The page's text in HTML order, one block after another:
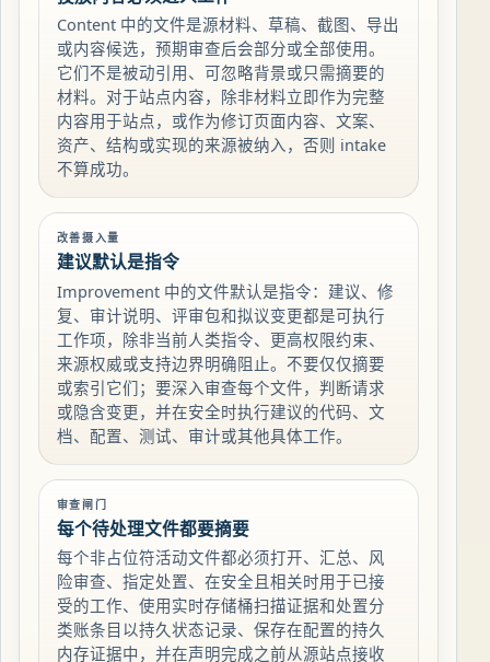
Content 中的文件是源材料、草稿、截图、导出
或内容候选，预期审查后会部分或全部使用。
它们不是被动引用、可忽略背景或只需摘要的
材料。对于站点内容，除非材料立即作为完整
内容用于站点，或作为修订页面内容、文案、
资产、结构或实现的来源被纳入，否则 intake
不算成功。
改善摄入量
建议默认是指令
Improvement 中的文件默认是指令：建议、修
复、审计说明、评审包和拟议变更都是可执行
工作项，除非当前人类指令、更高权限约束、
来源权威或支持边界明确阻止。不要仅仅摘要
或索引它们；要深入审查每个文件，判断请求
或隐含变更，并在安全时执行建议的代码、文
档、配置、测试、审计或其他具体工作。
审查闸门
每个待处理文件都要摘要
每个非占位符活动文件都必须打开、汇总、风
险审查、指定处置、在安全且相关时用于已接
受的工作、使用实时存储桶扫描证据和处置分
类账条目以持久状态记录、保存在配置的持久
内存证据中，并在声明完成之前从源站点接收